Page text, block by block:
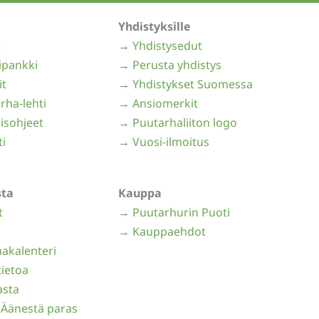
lehti
Äänestä paras
Yhdistyksille
→ Yhdistysedut
→ Perusta yhdistys
→ Yhdistykset Suomessa
→ Ansiomerkit
→ Puutarhaliiton logo
→ Vuosi-ilmoitus
Kauppa
→ Puutarhurin Puoti
→ Kauppaehdot